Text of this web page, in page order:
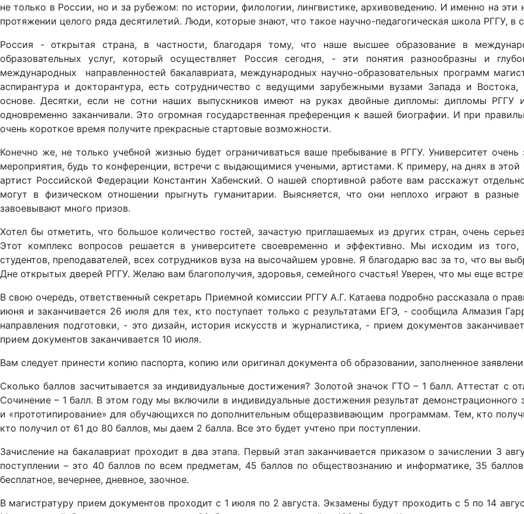
не только в России, но и за рубежом: по истории, филологии, лингвистике, архивоведению. И именно на эти
протяжении целого ряда десятилетий. Люди, которые знают, что такое научно-педагогическая школа РГГУ,
Россия - открытая страна, в частности, благодаря тому, что наше высшее образование в
образовательных услуг, который осуществляет Россия сегодня, - эти понятия разнообразны и
международных направленностей бакалавриата, международных научно-образовательных программ
аспирантура и докторантура, есть сотрудничество с ведущими зарубежными вузами Запада и Востока,
основе. Десятки, если не сотни наших выпускников имеют на руках двойные дипломы: дипломы
одновременно заканчивали. Это огромная государственная преференция к вашей биографии. И при
очень короткое время получите прекрасные стартовые возможности.
Конечно же, не только учебной жизнью будет ограничиваться ваше пребывание в РГГУ. Университет
мероприятия, будь то конференции, встречи с выдающимися учеными, артистами. К примеру, на днях в
артист Российской Федерации Константин Хабенский. О нашей спортивной работе вам расскажут
могут в физическом отношении прыгнуть гуманитарии. Выясняется, что они неплохо играют в
завоевывают много призов.
Хотел бы отметить, что большое количество гостей, зачастую приглашаемых из других стран, очень
Этот комплекс вопросов решается в университете своевременно и эффективно. Мы исходим из того,
студентов, преподавателей, всех сотрудников вуза на высочайшем уровне. Я благодарю вас за то, что вы
Дне открытых дверей РГГУ. Желаю вам благополучия, здоровья, семейного счастья! Уверен, что мы еще
В свою очередь, ответственный секретарь Приемной комиссии РГГУ А.Г. Катаева подробно рассказала о
июня и заканчивается 26 июля для тех, кто поступает только с результатами ЕГЭ, - сообщила Алмазия
направления подготовки, - это дизайн, история искусств и журналистика, - прием документов
прием документов заканчивается 10 июля.
Вам следует принести копию паспорта, копию или оригинал документа об образовании, заполненное
Сколько баллов засчитывается за индивидуальные достижения? Золотой значок ГТО – 1 балл. Аттестат с
Сочинение – 1 балл. В этом году мы включили в индивидуальные достижения результат демонстрационного
и «прототипирование» для обучающихся по дополнительным общеразвивающим программам. Тем, кто
кто получил от 61 до 80 баллов, мы даем 2 балла. Все это будет учтено при поступлении.
Зачисление на бакалавриат проходит в два этапа. Первый этап заканчивается приказом о зачислении 3
поступлении – это 40 баллов по всем предметам, 45 баллов по обществознанию и информатике, 35
бесплатное, вечернее, дневное, заочное.
В магистратуру прием документов проходит с 1 июля по 2 августа. Экзамены будут проходить с 5 по 14